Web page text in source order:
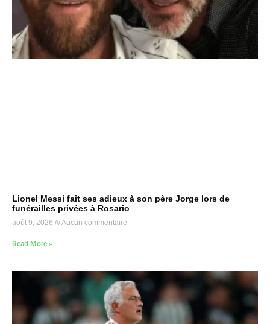
Lionel Messi fait ses adieux à son père Jorge lors de
funérailles privées à Rosario
août 9, 2026 Aucun commentaire
Read More »